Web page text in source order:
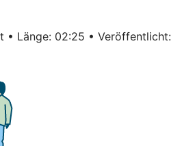
• Länge: 02:25 • Veröffentlicht: